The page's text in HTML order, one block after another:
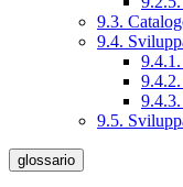
9.3.
9.4.
9.5.
glossario